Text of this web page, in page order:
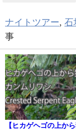
ナイトツアー, 石
事
【ヒカゲヘゴの上か